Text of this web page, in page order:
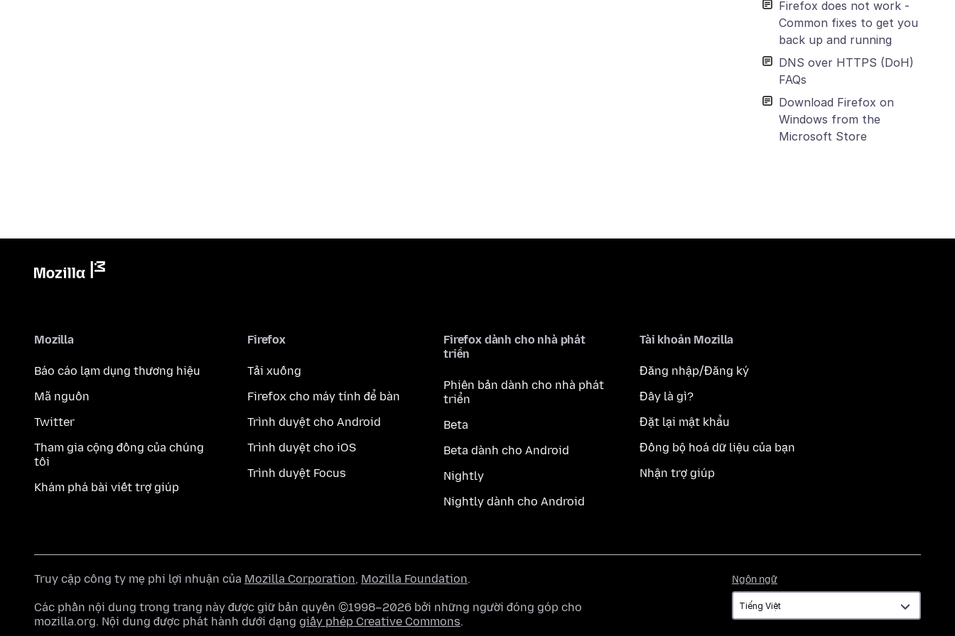
Firefox does not work -
Common fixes to get you
back up and running
DNS over HTTPS (DoH)
FAQs
Download Firefox on
Windows from the
Microsoft Store
Mozilla
Báo cáo lạm dụng thương hiệu
Mã nguồn
Twitter
Tham gia cộng đồng của chúng
tôi
Khám phá bài viết trợ giúp
Firefox
Tải xuống
Firefox cho máy tính để bàn
Trình duyệt cho Android
Trình duyệt cho iOS
Trình duyệt Focus
Firefox dành cho nhà phát
triển
Phiên bản dành cho nhà phát
triển
Beta
Beta dành cho Android
Nightly
Nightly dành cho Android
Tài khoản Mozilla
Đăng nhập/Đăng ký
Đây là gì?
Đặt lại mật khẩu
Đồng bộ hoá dữ liệu của bạn
Nhận trợ giúp
Ngôn ngữ
ngữ
Truy cập công ty mẹ phi lợi nhuận của Mozilla Corporation, Mozilla Foundation.
Các phần nội dung trong trang này được giữ bản quyền ©1998–2026 bởi những người đóng góp cho
mozilla.org. Nội dung được phát hành dưới dạng giấy phép Creative Commons.